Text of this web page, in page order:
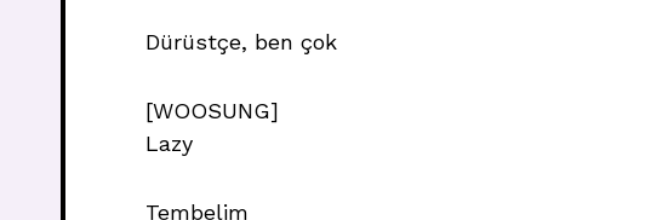
Dürüstçe, ben çok
[WOOSUNG]
Lazy
Tembelim